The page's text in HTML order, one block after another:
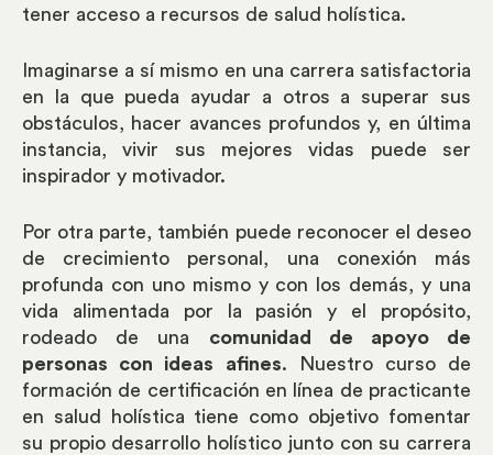
tener acceso a recursos de salud holística.
Imaginarse a sí mismo en una carrera satisfactoria
en la que pueda ayudar a otros a superar sus
obstáculos, hacer avances profundos y, en última
instancia, vivir sus mejores vidas puede ser
inspirador y motivador.
Por otra parte, también puede reconocer el deseo
de crecimiento personal, una conexión más
profunda con uno mismo y con los demás, y una
vida alimentada por la pasión y el propósito,
rodeado de una comunidad de apoyo de
personas con ideas afines. Nuestro curso de
formación de certificación en línea de practicante
en salud holística tiene como objetivo fomentar
su propio desarrollo holístico junto con su carrera